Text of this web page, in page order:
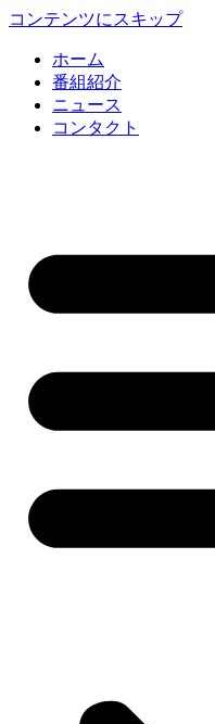
コンテンツにスキップ
ホーム
番組紹介
ニュース
コンタクト